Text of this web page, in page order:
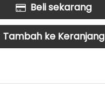
Beli sekarang
Tambah ke Keranjang